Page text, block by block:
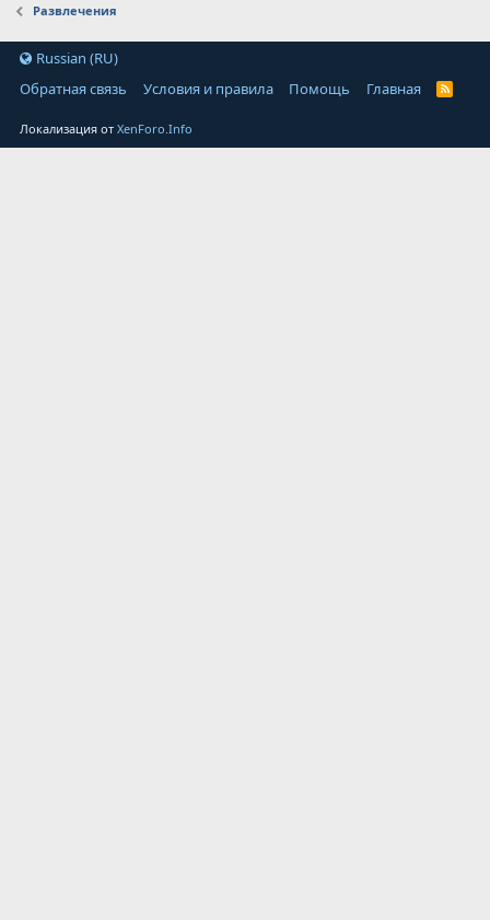
Развлечения
Russian (RU)
Обратная связь
Условия и правила Помощь Главная
Локализация отXenForo.Info